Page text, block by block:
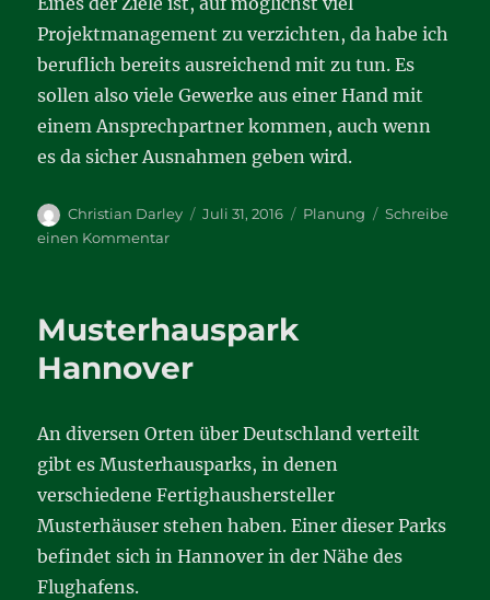
Projektmanagement zu verzichten, da habe ich
beruflich bereits ausreichend mit zu tun. Es
sollen also viele Gewerke aus einer Hand mit
einem Ansprechpartner kommen, auch wenn
es da sicher Ausnahmen geben wird.
Autor
Christian Darley
Veröffentlicht
Juli 31, 2016 Kategorien
Planung
Schreibe
einen Kommentarzu
eigentlich
werden?
Musterhauspark
Hannover
An diversen Orten über Deutschland verteilt
gibt es Musterhausparks, in denen
verschiedene Fertighaushersteller
Musterhäuser stehen haben. Einer dieser Parks
befindet sich in Hannover in der Nähe des
Flughafens.